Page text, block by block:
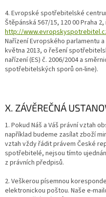
4. Evropské spotřebitelské
Štěpánská 567/15, 120 00 Praha
http://
Nařízení Evropského parlamentu a
května 2013, o řešení
nařízení (ES) č. 2006/2004 a
spotřebitelských sporů on-line).
X. ZÁVĚREČNÁ
1. Pokud Náš a Váš právní vztah
například budeme zasílat zboží
vztah vždy řádit právem České
spotřebitelé, nejsou tímto
z právních předpisů.
2. Veškerou písemnou
elektronickou poštou. Naše e-